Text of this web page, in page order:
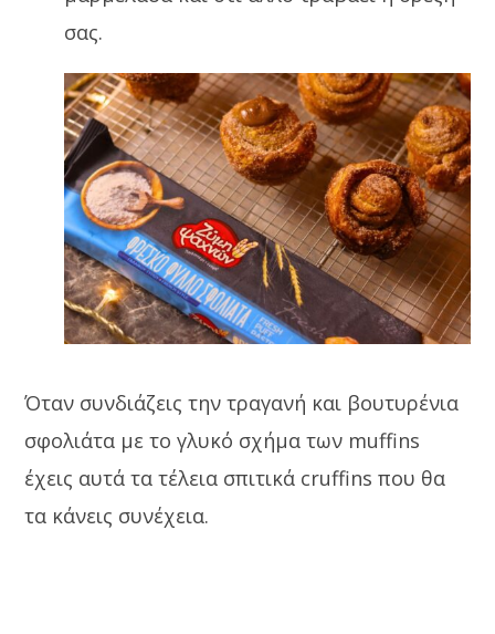
σας.
Όταν συνδιάζεις την τραγανή και βουτυρένια
σφολιάτα με το γλυκό σχήμα των muffins
έχεις αυτά τα τέλεια σπιτικά cruffins που θα
τα κάνεις συνέχεια.